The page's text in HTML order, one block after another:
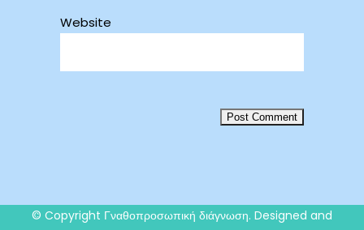
Website
© Copyright Γναθοπροσωπική διάγνωση. Designed and